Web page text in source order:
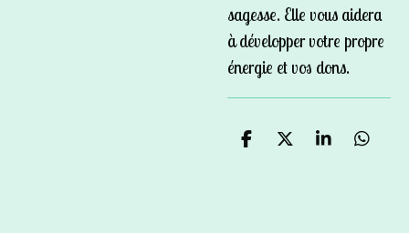
sagesse. Elle vous aidera
à développer votre propre
énergie et vos dons.
P
P
P
P